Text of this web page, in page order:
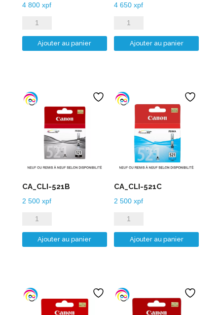
4 800 xpf
quantité
de
CA_CL-
Ajouter au panier
4 650xpf
quantité
de
CA_CL-
Ajouter au panier
CA_CLI-521B
2 500 xpf
quantité
de
CA_CLI-
Ajouter au panier
CA_CLI-521C
2 500xpf
quantité
de
CA_CLI-
Ajouter au panier